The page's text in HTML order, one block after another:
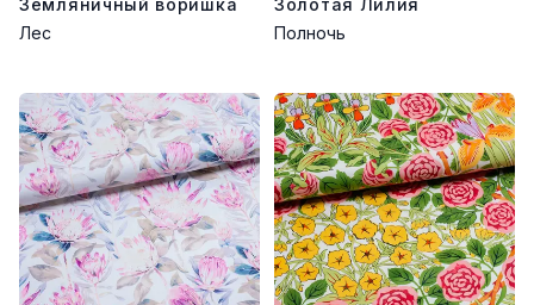
Уход:
Сухая или деликатная влажная чистка
Глажка не рекомендуется
Земляничный воришка
Лес
Золотая Лилия
Полночь